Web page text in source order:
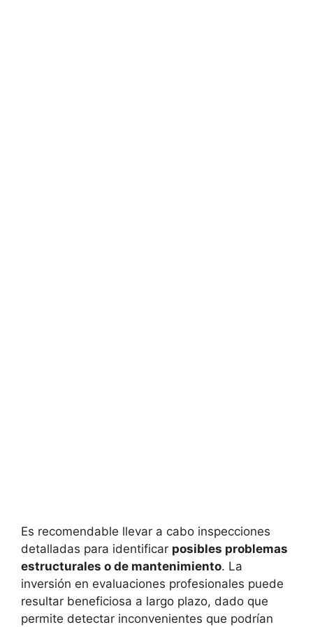
Es recomendable llevar a cabo inspecciones
detalladas para identificar posibles problemas
estructurales o de mantenimiento. La
inversión en evaluaciones profesionales puede
resultar beneficiosa a largo plazo, dado⁢ que‌
permite detectar inconvenientes que podrían